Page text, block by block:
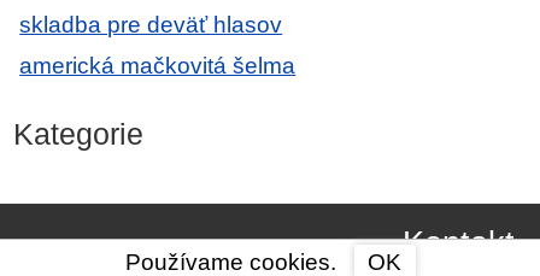
skladba pre deväť hlasov
americká mačkovitá šelma
Kategorie
Kontakt
Používame cookies. OK